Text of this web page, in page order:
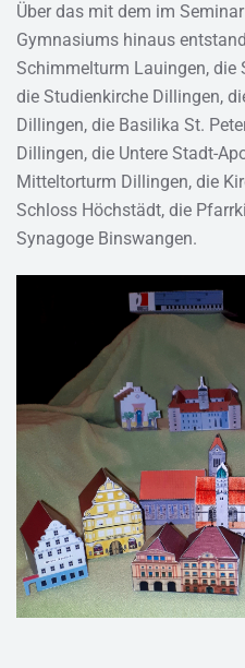
Über das mit dem im
Gymnasiums hinaus
Schimmelturm Lauingen, die
die Studienkirche Dillingen,
Dillingen, die Basilika St.
Dillingen, die Untere Stadt-
Mitteltorturm Dillingen, die
Schloss Höchstädt, die
Synagoge Binswangen.